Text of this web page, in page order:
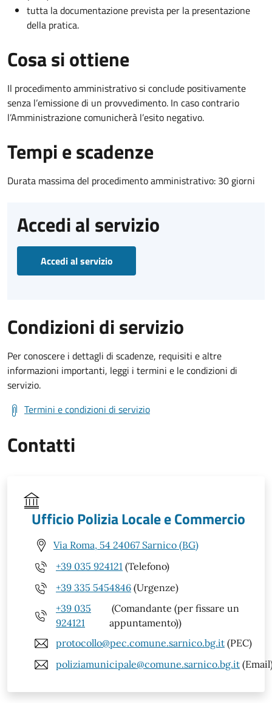
tutta la documentazione prevista per la presentazione
della pratica.
Cosa si ottiene
Il procedimento amministrativo si conclude positivamente
senza l’emissione di un provvedimento. In caso contrario
l’Amministrazione comunicherà l’esito negativo.
Tempi e scadenze
Durata massima del procedimento amministrativo: 30 giorni
Accedi al servizio
Accedi al servizio
Condizioni di servizio
Per conoscere i dettagli di scadenze, requisiti e altre
informazioni importanti, leggi i termini e le condizioni di
servizio.
Termini e condizioni di servizio
Contatti
Ufficio Polizia Locale e Commercio
Via Roma, 54 24067 Sarnico (BG)
+39 035 924121 (Telefono)
+39 335 5454846 (Urgenze)
+39 035
924121
(Comandante (per fissare un
appuntamento))
protocollo@pec.comune.sarnico.bg.it (PEC)
poliziamunicipale@comune.sarnico.bg.it